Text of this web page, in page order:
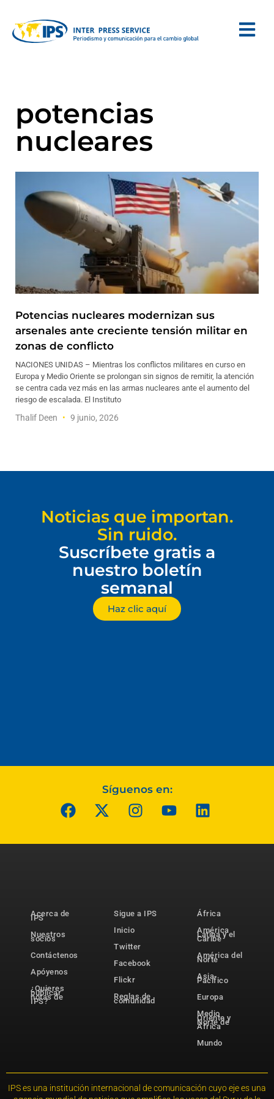
potencias
nucleares
Potencias nucleares modernizan sus
arsenales ante creciente tensión militar en
zonas de conflicto
NACIONES UNIDAS – Mientras los conflictos militares en curso en
Europa y Medio Oriente se prolongan sin signos de remitir, la atención
se centra cada vez más en las armas nucleares ante el aumento del
riesgo de escalada. El Instituto
Thalif Deen 9 junio, 2026
Noticias que importan.
Sin ruido.
Suscríbete gratis a
nuestro boletín
semanal
Haz clic aquí
Síguenos en:
Acerca de
IPS
Nuestros
socios
Contáctenos
Apóyenos
¿Quieres
publicar
notas de
IPS?
Sigue a IPS
Inicio
Twitter
Facebook
Flickr
Reglas de
comunidad
África
América
Latina y el
Caribe
América del
Norte
Asia-
Pacífico
Europa
Medio
Oriente y
Norte de
África
Mundo
IPS es una institución internacional de comunicación cuyo eje es una